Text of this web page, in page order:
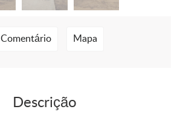
Comentário Mapa
Descrição